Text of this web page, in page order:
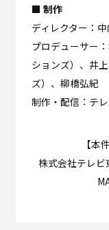
■ 制作
ディレクター：
プロデューサー
ションズ）、井
ズ）、柳橋弘紀
制作・配信：テ
【本
株式会社テレ